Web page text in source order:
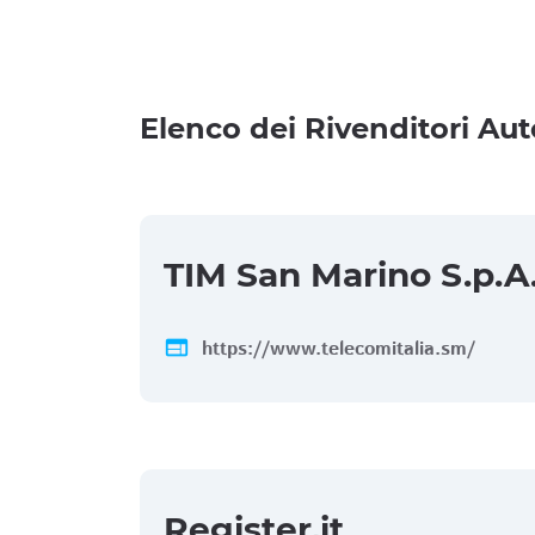
Elenco dei Rivenditori
TIM San Marino
web https://www.telecomitalia.sm/